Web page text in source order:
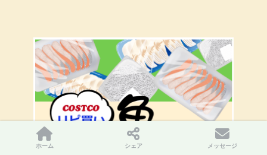
ホーム シェア メッセージ